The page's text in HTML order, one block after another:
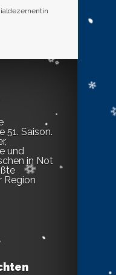
51. Saison.
und
in Not
Region